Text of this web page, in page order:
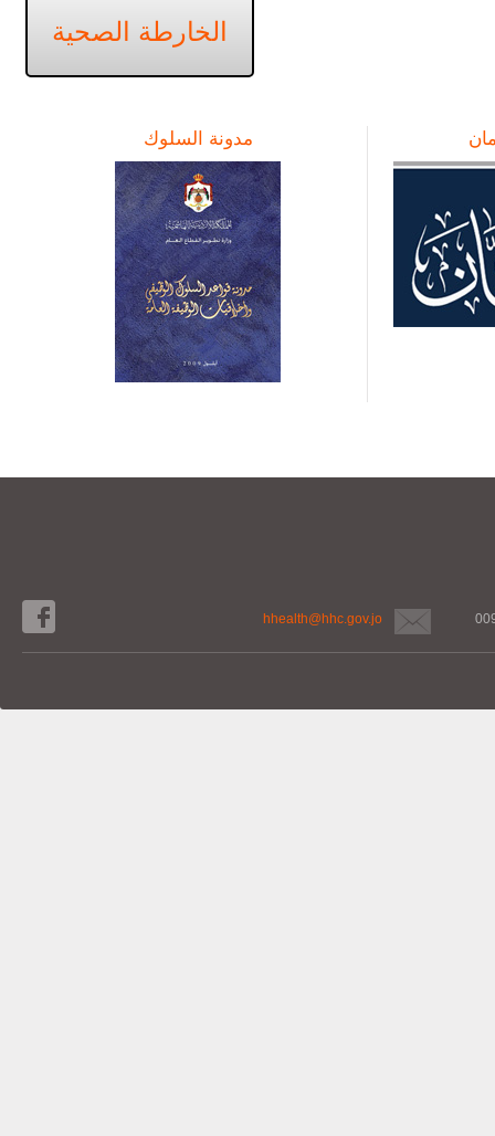
الخارطة الصحية
مدونة السلوك
hhealth@hhc.gov.jo